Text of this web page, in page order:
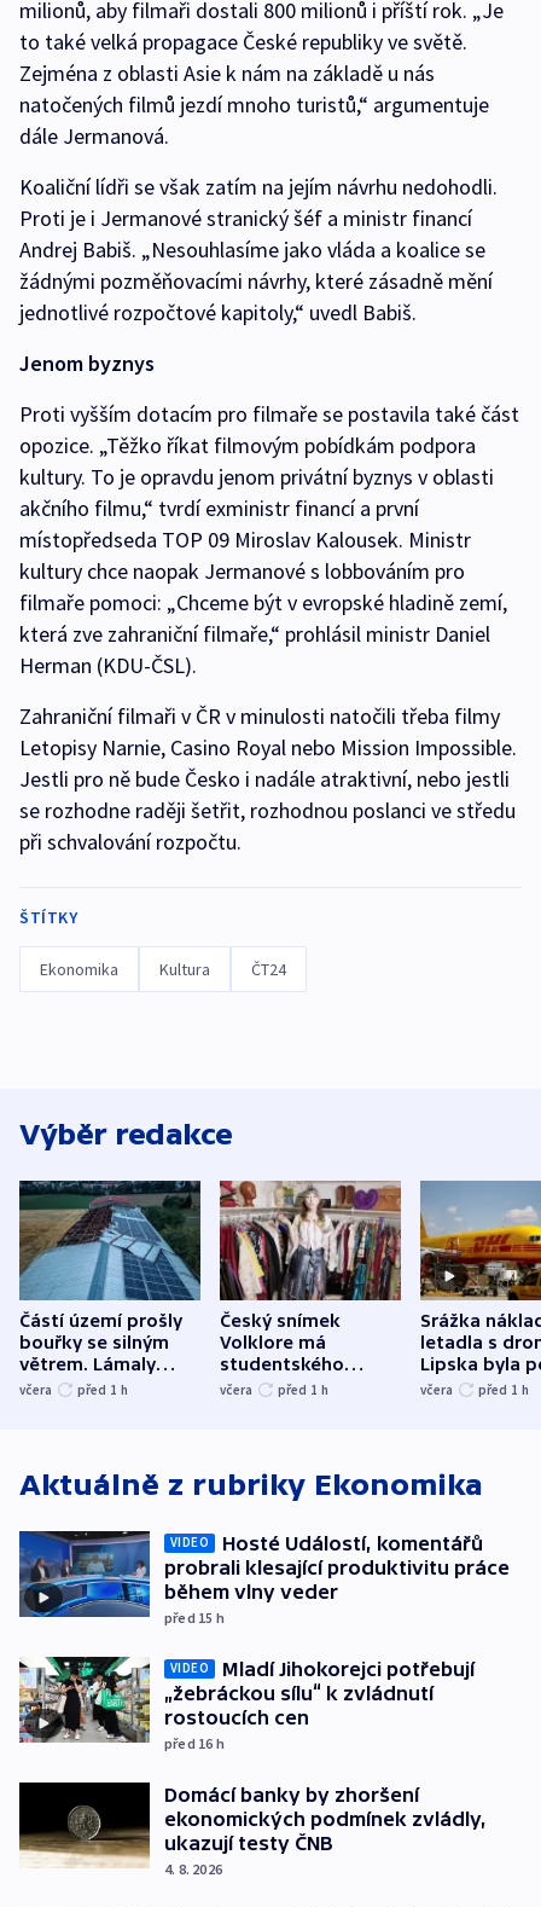
milionů, aby filmaři dostali 800 milionů i příští rok. „Je
to také velká propagace České republiky ve světě.
Zejména z oblasti Asie k nám na základě u nás
natočených filmů jezdí mnoho turistů,“ argumentuje
dále Jermanová.
Koaliční lídři se však zatím na jejím návrhu nedohodli.
Proti je i Jermanové stranický šéf a ministr financí
Andrej Babiš. „Nesouhlasíme jako vláda a koalice se
žádnými pozměňovacími návrhy, které zásadně mění
jednotlivé rozpočtové kapitoly,“ uvedl Babiš.
Jenom byznys
Proti vyšším dotacím pro filmaře se postavila také část
opozice. „Těžko říkat filmovým pobídkám podpora
kultury. To je opravdu jenom privátní byznys v oblasti
akčního filmu,“ tvrdí exministr financí a první
místopředseda TOP 09 Miroslav Kalousek. Ministr
kultury chce naopak Jermanové s lobbováním pro
filmaře pomoci: „Chceme být v evropské hladině zemí,
která zve zahraniční filmaře,“ prohlásil ministr Daniel
Herman (KDU-ČSL).
Zahraniční filmaři v ČR v minulosti natočili třeba filmy
Letopisy Narnie, Casino Royal nebo Mission Impossible.
Jestli pro ně bude Česko i nadále atraktivní, nebo jestli
se rozhodne raději šetřit, rozhodnou poslanci ve středu
při schvalování rozpočtu.
ŠTÍTKY
Ekonomika Kultura ČT24
Výběr redakce
Částí území prošly
bouřky se silným
větrem. Lámaly
stromy a poničily
včera před 1 h
Český snímek
Volklore má
studentského
Oscara, zabojuje o
včera před 1 h
Srážka
letadla s
Lipska byla
německého
včera před 1 h
Aktuálně z rubriky Ekonomika
VIDEO
Hosté Událostí, komentářů
probrali klesající produktivitu práce
během vlny veder
před 15 h
VIDEO
Mladí Jihokorejci potřebují
„žebráckou sílu“ k zvládnutí
rostoucích cen
před 16 h
Domácí banky by zhoršení
ekonomických podmínek zvládly,
ukazují testy ČNB
4. 8. 2026